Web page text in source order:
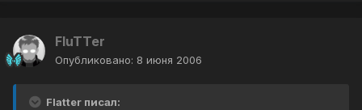
FluTTer
Опубликовано: 8 июня 2006
Flatter писал: